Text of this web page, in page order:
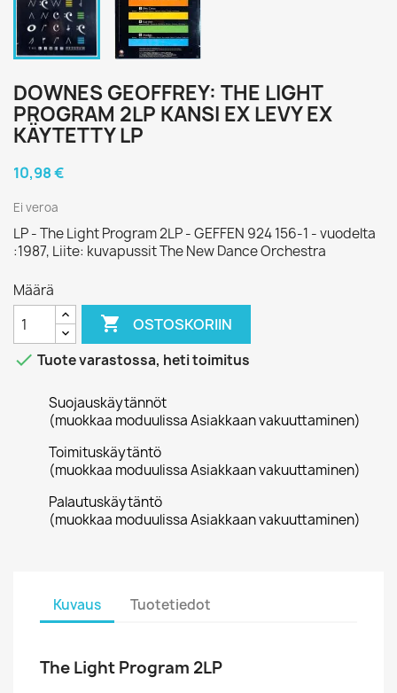
DOWNES GEOFFREY: THE LIGHT
PROGRAM 2LP KANSI EX LEVY EX
KÄYTETTY LP
10,98 €
Ei veroa
LP - The Light Program 2LP - GEFFEN 924 156-1 - vuodelta
:1987, Liite: kuvapussit The New Dance Orchestra
Määrä
 OSTOSKORIIN
 Tuote varastossa, heti toimitus
Suojauskäytännöt
(muokkaa moduulissa Asiakkaan vakuuttaminen)
Toimituskäytäntö
(muokkaa moduulissa Asiakkaan vakuuttaminen)
Palautuskäytäntö
(muokkaa moduulissa Asiakkaan vakuuttaminen)
Kuvaus Tuotetiedot
The Light Program 2LP